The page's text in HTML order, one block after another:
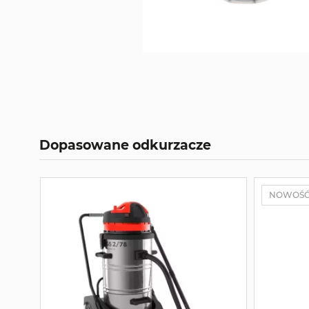
Dopasowane odkurzacze